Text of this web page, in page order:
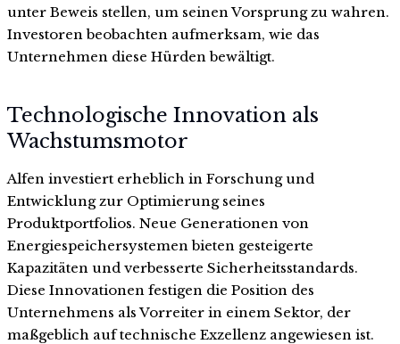
unter Beweis stellen, um seinen Vorsprung zu wahren.
Investoren beobachten aufmerksam, wie das
Unternehmen diese Hürden bewältigt.
Technologische Innovation als
Wachstumsmotor
Alfen investiert erheblich in Forschung und
Entwicklung zur Optimierung seines
Produktportfolios. Neue Generationen von
Energiespeichersystemen bieten gesteigerte
Kapazitäten und verbesserte Sicherheitsstandards.
Diese Innovationen festigen die Position des
Unternehmens als Vorreiter in einem Sektor, der
maßgeblich auf technische Exzellenz angewiesen ist.